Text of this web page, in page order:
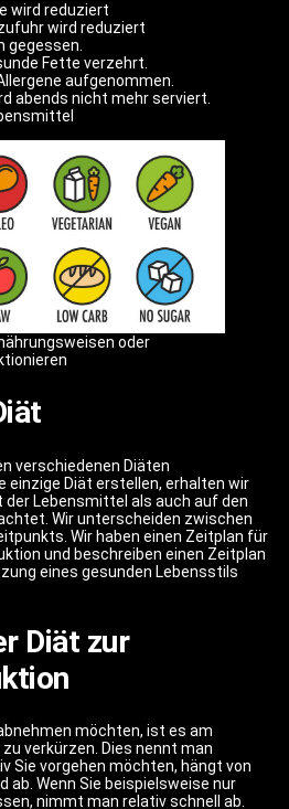
wird reduziert
wird reduziert
gegessen.
Fette verzehrt.
aufgenommen.
abends nicht mehr serviert.
oder
verschiedenen Diäten
einzige Diät erstellen, erhalten wir
der Lebensmittel als auch auf den
Wir unterscheiden zwischen
Wir haben einen Zeitplan für
und beschreiben einen Zeitplan
eines gesunden Lebensstils
Diät zur
möchten, ist es am
verkürzen. Dies nennt man
Sie vorgehen möchten, hängt von
ab. Wenn Sie beispielsweise nur
nimmt man relativ schnell ab.